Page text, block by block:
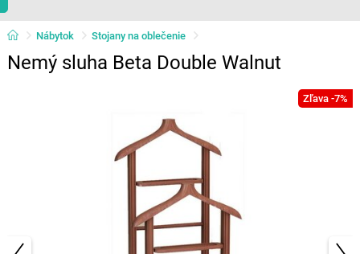
Nábytok Stojany na oblečenie
Nemý sluha Beta Double Walnut
Zľava -7%